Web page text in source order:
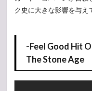
ク史に大きな影響を与え
-Feel Good Hit
The Stone Age